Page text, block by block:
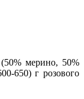
мерино, 50%
650) г розового